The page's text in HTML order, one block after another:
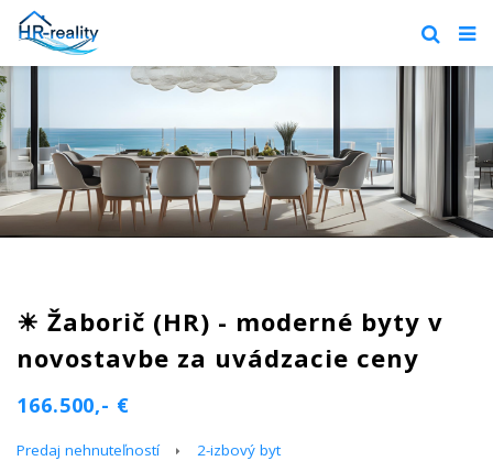
☀ Žaborič (HR) - moderné byty v
novostavbe za uvádzacie ceny
166.500,- €
Predaj nehnuteľností 2-izbový byt